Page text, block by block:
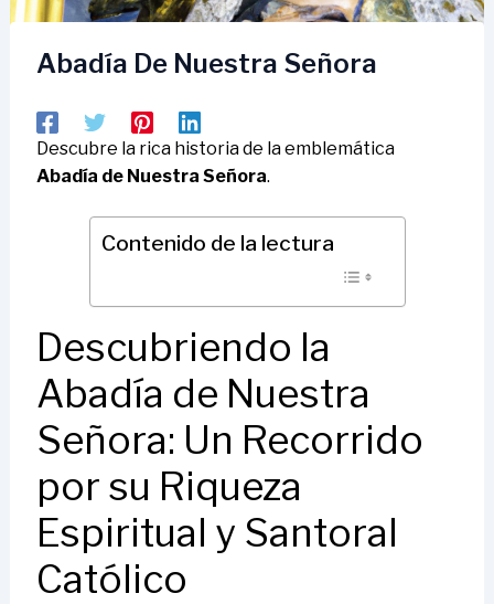
Abadía De Nuestra Señora
Descubre la rica historia de la emblemática
Abadía de Nuestra Señora.
Contenido de la lectura
Descubriendo la
Abadía de Nuestra
Señora: Un Recorrido
por su Riqueza
Espiritual y Santoral
Católico